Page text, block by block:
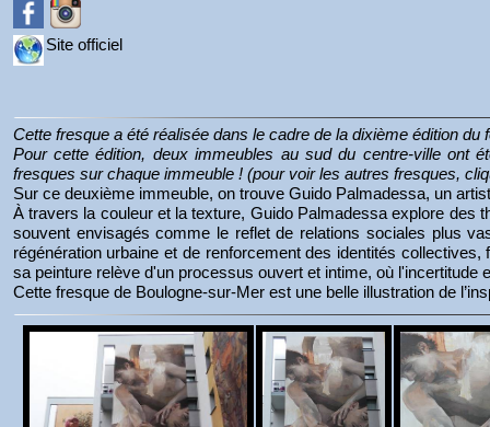
Site officiel
Cette fresque a été réalisée dans le cadre de la dixième édition
Pour cette édition, deux immeubles au sud du centre-ville ont
fresques sur chaque immeuble ! (pour voir les autres fresques,
Sur ce deuxième immeuble, on trouve Guido Palmadessa, un
À travers la couleur et la texture, Guido Palmadessa explore des
souvent envisagés comme le reflet de relations sociales plus
régénération urbaine et de renforcement des identités
sa peinture relève d'un processus ouvert et intime, où
Cette fresque de Boulogne-sur-Mer est une belle illustration de